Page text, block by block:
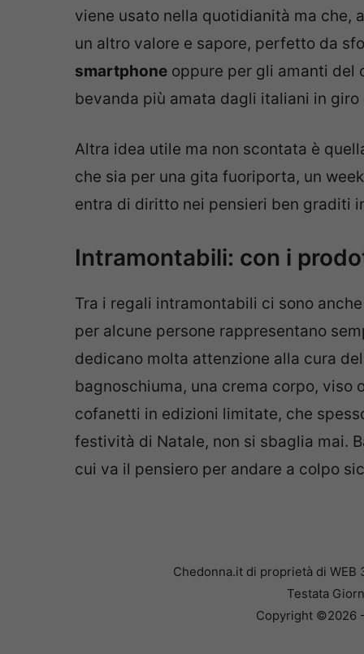
viene usato nella quotidianità ma che,
un altro valore e sapore, perfetto da
smartphone oppure per gli amanti del
bevanda più amata dagli italiani in giro
Altra idea utile ma non scontata è
che sia per una gita fuoriporta, un
entra di diritto nei pensieri ben graditi
Intramontabili: con i
Tra i regali intramontabili ci sono anche
per alcune persone rappresentano
dedicano molta attenzione alla cura
bagnoschiuma, una crema corpo, viso
cofanetti in edizioni limitate, che
festività di Natale, non si sbaglia mai.
cui va il pensiero per andare a colpo
Chedonna.it di proprietà di WEB
Testata
Copyright ©2026